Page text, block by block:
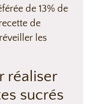
de 13% de
de
les
réaliser
sucrés